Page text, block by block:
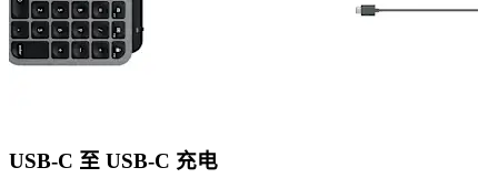
USB-C 至 USB-C 充电